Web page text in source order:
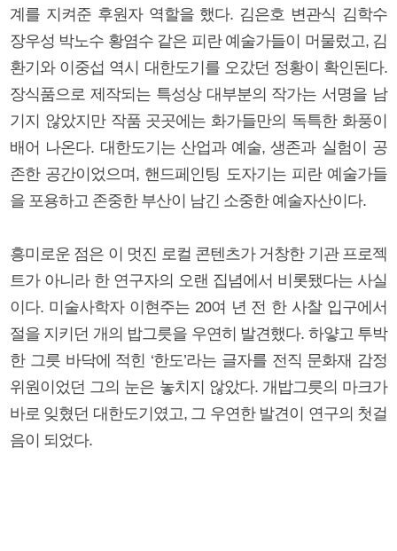
계를 지켜준 후원자 역할을 했다. 김은호 변관식 김학수
장우성 박노수 황염수 같은 피란 예술가들이 머물렀고, 김
환기와 이중섭 역시 대한도기를 오갔던 정황이 확인된다.
장식품으로 제작되는 특성상 대부분의 작가는 서명을 남
기지 않았지만 작품 곳곳에는 화가들만의 독특한 화풍이
배어 나온다. 대한도기는 산업과 예술, 생존과 실험이 공
존한 공간이었으며, 핸드페인팅 도자기는 피란 예술가들
을 포용하고 존중한 부산이 남긴 소중한 예술자산이다.
흥미로운 점은 이 멋진 로컬 콘텐츠가 거창한 기관 프로젝
트가 아니라 한 연구자의 오랜 집념에서 비롯됐다는 사실
이다. 미술사학자 이현주는 20여 년 전 한 사찰 입구에서
절을 지키던 개의 밥그릇을 우연히 발견했다. 하얗고 투박
한 그릇 바닥에 적힌 ‘한도’라는 글자를 전직 문화재 감정
위원이었던 그의 눈은 놓치지 않았다. 개밥그릇의 마크가
바로 잊혔던 대한도기였고, 그 우연한 발견이 연구의 첫걸
음이 되었다.